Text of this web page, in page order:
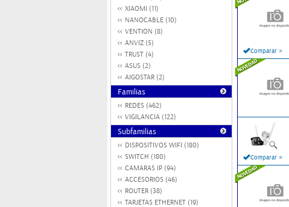
XIAOMI (11)
NANOCABLE (10)
VENTION (8)
ANVIZ (5)
TRUST (4)
ASUS (2)
AIGOSTAR (2)
Familias
REDES (462)
VIGILANCIA (122)
Subfamilias
DISPOSITIVOS WIFI (180)
SWITCH (180)
CAMARAS IP (94)
ACCESORIOS (46)
ROUTER (38)
TARJETAS ETHERNET (19)
Comparar »
Comparar »